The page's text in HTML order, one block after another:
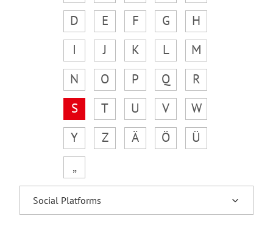
D
E F G
H
I
J K L
M
N
O P Q
R
S
T U V
W
Y
Z Ä Ö
Ü
„